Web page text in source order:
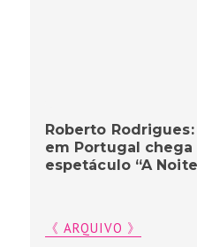
Roberto
em Portugal chega
espetáculo “A
《 ARQUIVO 》